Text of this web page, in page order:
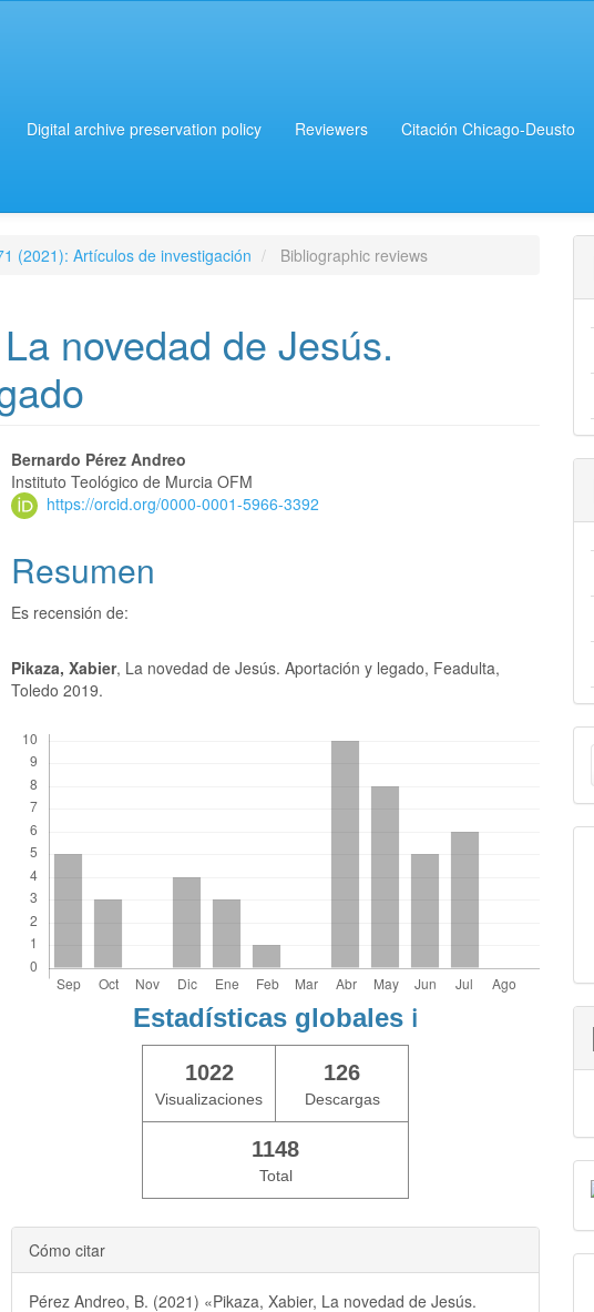
Digital archive preservation policy Reviewers Citación Chicago-Deusto
(2021): Artículos de investigación Bibliographic reviews
novedad de Jesús.
Bernardo Pérez Andreo
Instituto Teológico de Murcia OFM
https://orcid.org/0000-0001-5966-3392
Resumen
Es recensión de:
Pikaza, Xabier, La novedad de Jesús. Aportación y legado, Feadulta,
Toledo 2019.
Estadísticas globales ℹ️
1022
Visualizaciones
126
Descargas
1148
Total
Cómo citar
Pérez Andreo, B. (2021) «Pikaza, Xabier, La novedad de Jesús.